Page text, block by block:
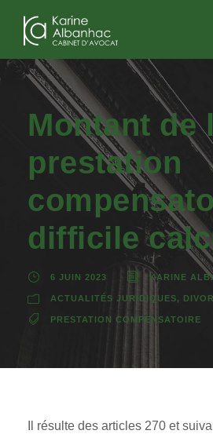
Montant de
prestation
difficile
6 JUIN 2023 KARINE
ACTUALITÉS JURIDIQUES,
PRESTATION COMPENSATOIRE
Il résulte des articles 270 et